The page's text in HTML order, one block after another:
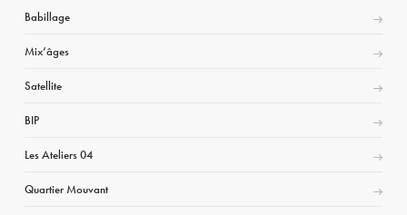
Babillage
Mix’âges
Satellite
BIP
Les Ateliers 04
Quartier Mouvant